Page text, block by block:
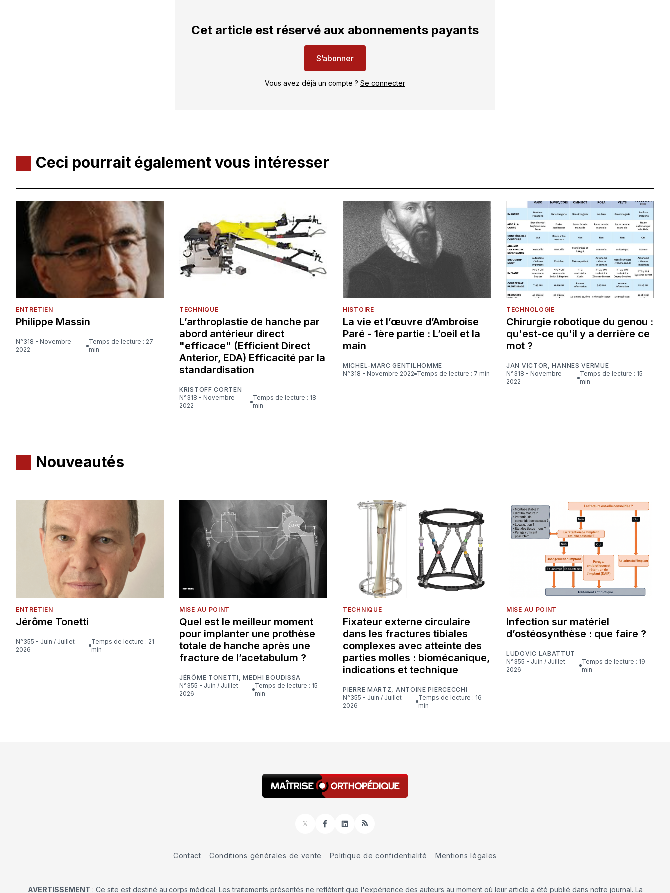
Cet article est réservé aux abonnements payants
S’abonner
Vous avez déjà un compte ? Se connecter
Ceci pourrait également vous intéresser
ENTRETIEN
Philippe Massin
N°318 - Novembre
2022
Temps de lecture : 27
min
TECHNIQUE
L’arthroplastie de hanche par
abord antérieur direct
"efficace" (Efficient Direct
Anterior, EDA) Efficacité par la
standardisation
KRISTOFF CORTEN
N°318 - Novembre
2022
Temps de lecture : 18
min
HISTOIRE
La vie et l’œuvre d’Ambroise
Paré - 1ère partie : L’oeil et la
main
MICHEL-MARC GENTILHOMME
N°318 - Novembre 2022
Temps de lecture : 7 min
TECHNOLOGIE
Chirurgie robotique du genou :
qu'est-ce qu'il y a derrière ce
mot ?
JAN VICTOR,HANNES VERMUE
N°318 - Novembre
2022
Temps de lecture : 15
min
Nouveautés
ENTRETIEN
Jérôme Tonetti
N°355 - Juin / Juillet
2026
Temps de lecture : 21
min
MISE AU POINT
Quel est le meilleur moment
pour implanter une prothèse
totale de hanche après une
fracture de l’acetabulum ?
JÉRÔME TONETTI ,MEDHI BOUDISSA
N°355 - Juin / Juillet
2026
Temps de lecture : 15
min
TECHNIQUE
Fixateur externe circulaire
dans les fractures tibiales
complexes avec atteinte des
parties molles : biomécanique,
indications et technique
PIERRE MARTZ
ANTOINE PIERCECCHI
N°355 - Juin / Juillet
2026
Temps de lecture : 16
min
MISE AU POINT
Infection sur matériel
d’ostéosynthèse : que faire ?
LUDOVIC LABATTUT
N°355 - Juin / Juillet
2026
Temps de lecture : 19
min
𝕏
FacebookLinkedInRSS
Contact Conditions générales de vente Politique de confidentialité Mentions légales
AVERTISSEMENT : Ce site est destiné au corps médical. Les traitements présentés ne reflètent que l'expérience des auteurs au moment où leur article a été publié dans notre journal. La